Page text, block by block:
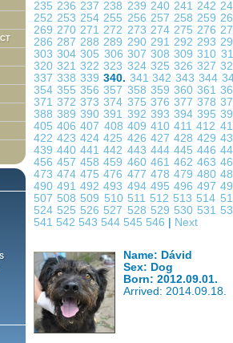
235236237238 239 240 241 242
252253254255 256 257 258 259
269270271272 273 274 275 276
286287288289 290 291 292 293
303304305 306 307 308309310
320321322323 324 325 326 327
337 338 339 340. 341342343344
354355356357 358 359 360 361
371372373374 375 376 377 378
388389390391 392 393 394 395
405406407 408 409 410411412
422423424425 426 427 428 429
439440441442 443 444 445 446
456457458459 460 461 462 463
473474475476 477 478 479 480
490491492493 494 495 496 497
507 508 509 510 511 512 513 514
524 525 526 527 528 529 530 531
541 542 543 544 545 546 Next
Name: Dávid
Sex: Dog
Born: 2012.09.01.
Arrived: 2014.09.18.